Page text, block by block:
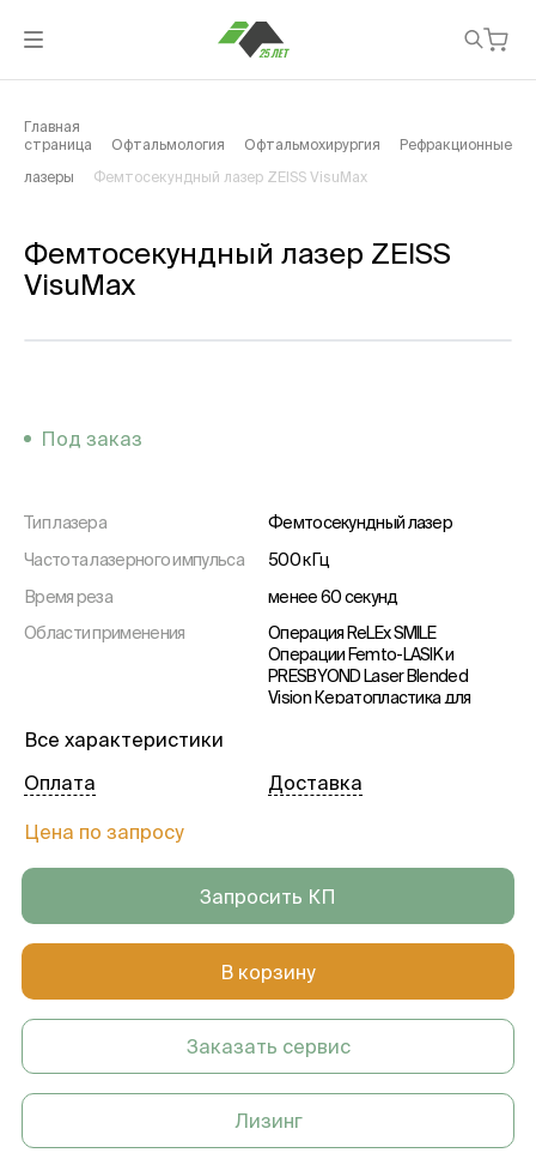
Главная
страница
Офтальмология Офтальмохирургия Рефракционные
лазеры Фемтосекундный лазер ZEISS VisuMax
Фемтосекундный лазер ZEISS
VisuMax
Под заказ
Тип лазера
Фемтосекундный лазер
Частота лазерного импульса
500 кГц
Время реза
менее 60 секунд
Области применения
Операция ReLEx SMILE
Операции Femto-LASIK и
PRESBYOND Laser Blended
Vision Кератопластика для
колец (сегментов)
Все характеристики
Цена по запросу
Оплата Доставка
Запросить КП
В корзину
Заказать сервис
Лизинг